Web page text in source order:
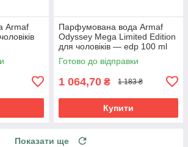
Armaf
Парфумована вода Armaf
Odyssey Mega Limited Edition
для чоловіків — edp 100 ml
Готово до відправки
1 064,70 ₴ 1 183 ₴
Купити
Показати ще